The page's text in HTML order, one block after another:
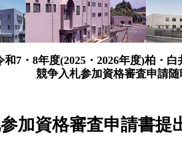
和7・8年度(2025・2026年度)柏・
競争入札参加資格審査申請
加資格審査申請書提